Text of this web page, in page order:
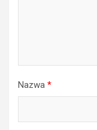
Nazwa *